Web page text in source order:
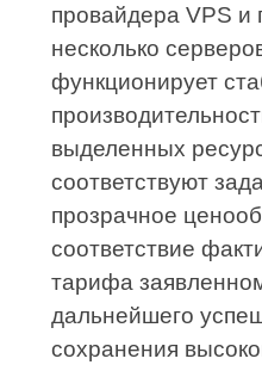
провайдера VPS и
несколько
функционирует
выделенных
соответствуют
прозрачное
соответствие
тарифа
дальнейшего
сохранения